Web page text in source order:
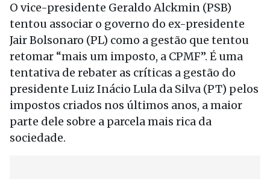
O vice-presidente Geraldo Alckmin (PSB)
tentou associar o governo do ex-presidente
Jair Bolsonaro (PL) como a gestão que tentou
retomar “mais um imposto, a CPMF”. É uma
tentativa de rebater as críticas a gestão do
presidente Luiz Inácio Lula da Silva (PT) pelos
impostos criados nos últimos anos, a maior
parte dele sobre a parcela mais rica da
sociedade.